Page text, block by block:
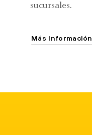
sucursales.
Más información